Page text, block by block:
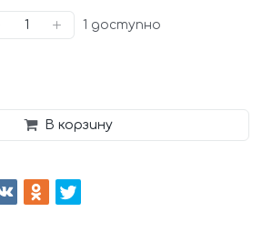
1 доступно
В корзину